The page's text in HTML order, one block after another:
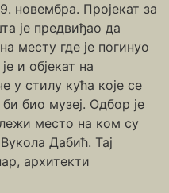
новембра. Пројекат за
је предвиђао да
месту где је погинуо
и објекат на
у стилу кућа које се
био музеј. Одбор је
место на ком су
Дабић. Тај
архитекти